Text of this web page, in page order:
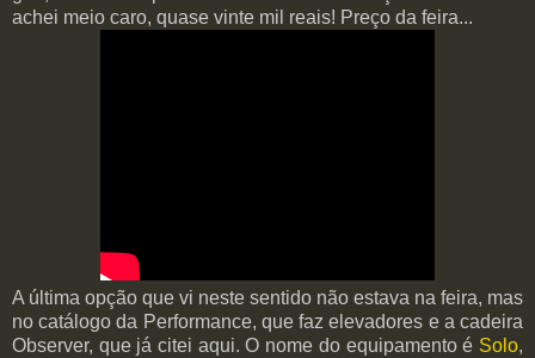
achei meio caro, quase vinte mil reais! Preço da feira...
A última opção que vi neste sentido não estava na feira, mas
no catálogo da Performance, que faz elevadores e a cadeira
Observer, que já citei aqui. O nome do equipamento é Solo,